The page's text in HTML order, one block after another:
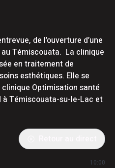
de l’ouverture d’une
Témiscouata. La clinique
en traitement de
esthétiques. Elle se
Optimisation santé
à Témiscouata-su-le-Lac et
10:00